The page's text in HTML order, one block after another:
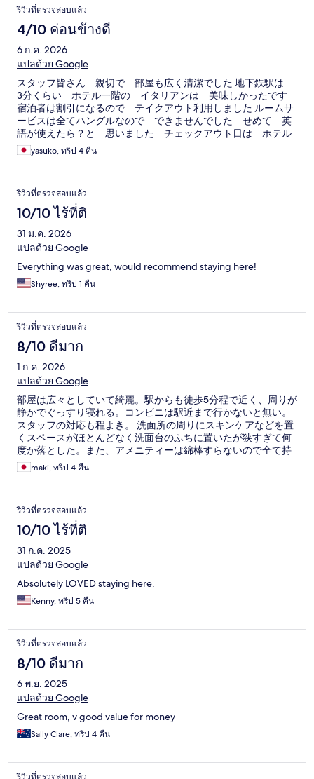
รีวิวที่ตรวจสอบแล้ว
4/10 ค่อนข้างดี
6 ก.ค. 2026
แปลด้วย Google
スタッフ皆さん 親切で 部屋も広く清潔でした 地下鉄駅は
3分くらい ホテル一階の イタリアンは 美味しかったです
宿泊者は割引になるので テイクアウト利用しました ルームサ
ービスは全てハングルなので できませんでした せめて 英
語が使えたら？と 思いました チェックアウト日は ホテル
までタクシーを呼んで頂きスムーズにに空港へ行けました。ま
た利用したいと思います
yasuko, ทริป 4 คืน
รีวิวที่ตรวจสอบแล้ว
10/10 ไร้ที่ติ
31 ม.ค. 2026
แปลด้วย Google
Everything was great, would recommend staying here!
Shyree, ทริป 1 คืน
รีวิวที่ตรวจสอบแล้ว
8/10 ดีมาก
1 ก.ค. 2026
แปลด้วย Google
部屋は広々としていて綺麗。駅からも徒歩5分程で近く、周りが
静かでぐっすり寝れる。コンビニは駅近まで行かないと無い。
スタッフの対応も程よき。 洗面所の周りにスキンケアなどを置
くスペースがほとんどなく洗面台のふちに置いたが狭すぎて何
度か落とした。また、アメニティーは綿棒すらないので全て持
っていくことをオススメする。（バスローブはあり）お風呂を
毎日入ったが浴槽を洗ってくれてない日があった。 私の部屋は
だけ早朝鳩の鳴き声がうるさくて起きた。また外窓に鳩のフン
が落ちていてスモーク越しでも汚い。 空調の調整が部屋ではで
きないのか？たまに寒い時があって困った。空調に関しての説
明書も部屋に置いてくれると助かる。 下のカフェはおしゃれで
広々としていて気持ちがいい。
maki, ทริป 4 คืน
รีวิวที่ตรวจสอบแล้ว
10/10 ไร้ที่ติ
31 ก.ค. 2025
แปลด้วย Google
Absolutely LOVED staying here.
Kenny, ทริป 5 คืน
รีวิวที่ตรวจสอบแล้ว
8/10 ดีมาก
6 พ.ย. 2025
แปลด้วย Google
Great room, v good value for money
Sally Clare, ทริป 4 คืน